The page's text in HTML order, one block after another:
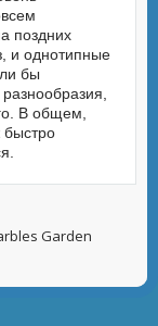
поздних
и однотипные
бы
В общем,
быстро
Garden